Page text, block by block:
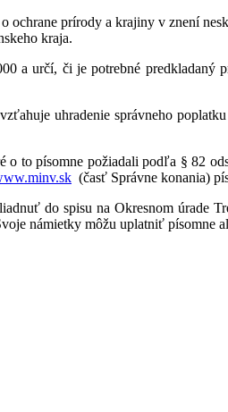
prírody a krajiny v znení
kraja.
či je potrebné predkladaný
uhradenie správneho
písomne požiadali podľa § 82
(časť Správne konania)
do spisu na Okresnom úrade
námietky môžu uplatniť písomne